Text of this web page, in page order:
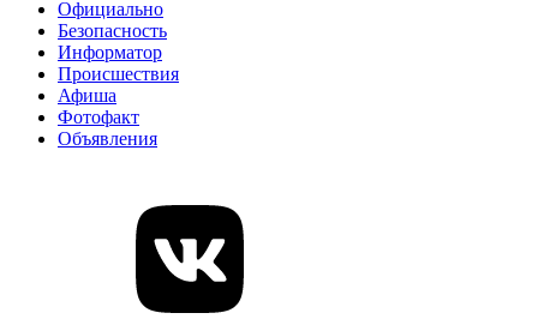
Официально
Безопасность
Информатор
Происшествия
Афиша
Фотофакт
Объявления